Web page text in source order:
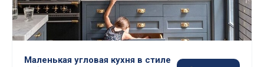
Маленькая угловая кухня в стиле